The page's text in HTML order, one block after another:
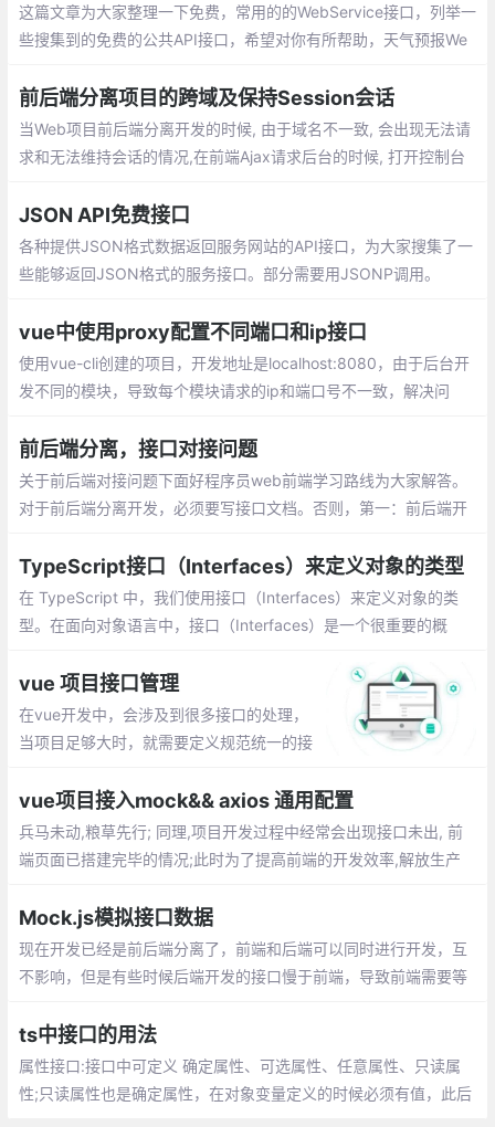
这篇文章为大家整理一下免费，常用的的WebService接口，列举一
些搜集到的免费的公共API接口，希望对你有所帮助，天气预报We
英文、数字和中文简体字
前后端分离项目的跨域及保持Session会话
当Web项目前后端分离开发的时候, 由于域名不一致, 会出现无法请
求和无法维持会话的情况,在前端Ajax请求后台的时候, 打开控制台
JSON API免费接口
各种提供JSON格式数据返回服务网站的API接口，为大家搜集了一
些能够返回JSON格式的服务接口。部分需要用JSONP调用。
vue中使用proxy配置不同端口和ip接口
使用vue-cli创建的项目，开发地址是localhost:8080，由于后台开
发不同的模块，导致每个模块请求的ip和端口号不一致，解决问
前后端分离，接口对接问题
关于前后端对接问题下面好程序员web前端学习路线为大家解答。
对于前后端分离开发，必须要写接口文档。否则，第一：前后端开
TypeScript接口（Interfaces）来定义对象的类型
在 TypeScript 中，我们使用接口（Interfaces）来定义对象的类
型。在面向对象语言中，接口（Interfaces）是一个很重要的概
现（implements）
vue 项目接口管理
在vue开发中，会涉及到很多接口的处理，
当项目足够大时，就需要定义规范统一的接
使用axios+async/await进行接口的统一管
理。
vue项目接入mock&& axios 通用配置
兵马未动,粮草先行; 同理,项目开发过程中经常会出现接口未出, 前
端页面已搭建完毕的情况;此时为了提高前端的开发效率,解放生产
Mock.js模拟接口数据
现在开发已经是前后端分离了，前端和后端可以同时进行开发，互
不影响，但是有些时候后端开发的接口慢于前端，导致前端需要等
了模拟接口数据的方案
ts中接口的用法
属性接口:接口中可定义 确定属性、可选属性、任意属性、只读属
性;只读属性也是确定属性，在对象变量定义的时候必须有值，此后